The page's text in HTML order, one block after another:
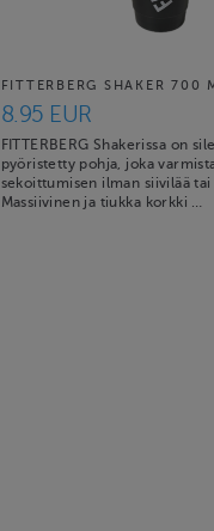
FITTERBERG SHAKER 700
8.95 EUR
FITTERBERG Shakerissa on
pyöristetty pohja, joka
sekoittumisen ilman siivilää tai
Massiivinen ja tiukka korkki …